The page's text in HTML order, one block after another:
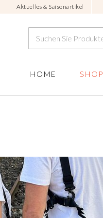
Aktuelles & Saisonartikel
HOME SHOP